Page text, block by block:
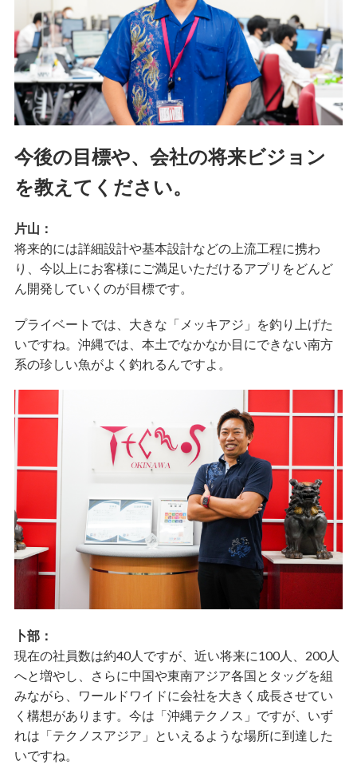
今後の目標や、会社の将来ビジョン
を教えてください。
片山：
将来的には詳細設計や基本設計などの上流工程に携わ
り、今以上にお客様にご満足いただけるアプリをどんど
ん開発していくのが目標です。
プライベートでは、大きな「メッキアジ」を釣り上げた
いですね。沖縄では、本土でなかなか目にできない南方
系の珍しい魚がよく釣れるんですよ。
卜部：
現在の社員数は約40人ですが、近い将来に100人、200人
へと増やし、さらに中国や東南アジア各国とタッグを組
みながら、ワールドワイドに会社を大きく成長させてい
く構想があります。今は「沖縄テクノス」ですが、いず
れは「テクノスアジア」といえるような場所に到達した
いですね。